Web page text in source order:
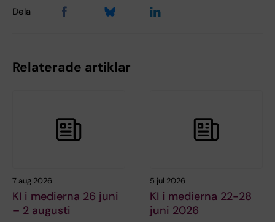
Dela
Relaterade artiklar
7 aug 2026
KI i medierna 26 juni
– 2 augusti
5 jul 2026
KI i medierna 22-28
juni 2026